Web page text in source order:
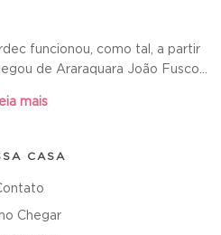
funcionou, como tal, a partir
de Araraquara João Fusco...
mais
CASA
Chegar